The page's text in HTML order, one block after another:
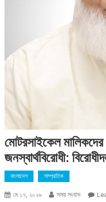
মোটরসাইকেল
জনস্বার্থবিরোধী:
বাংলাদেশ সাম্প্রতিক
মে ১৭, ২০২৬ সময় সংবাদ